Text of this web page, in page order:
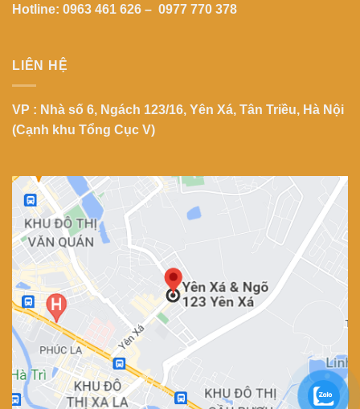
Hotline: 0963 461 626 – 0977 770 378
LIÊN HỆ
VP : Nhà số 6, Ngách 123/16, Yên Xá, Tân Triều, Hà Nội
(Cạnh khu Tổng Cục V)